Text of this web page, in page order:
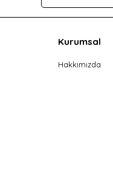
Kurumsal
Hakkımızda